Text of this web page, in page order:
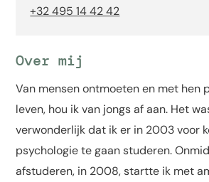
Over mij
Van mensen ontmoeten en met hen
leven, hou ik van jongs af aan. Het
verwonderlijk dat ik er in 2003 voor
psychologie te gaan studeren.
afstuderen, in 2008, startte ik met
+32 495 14 42 42